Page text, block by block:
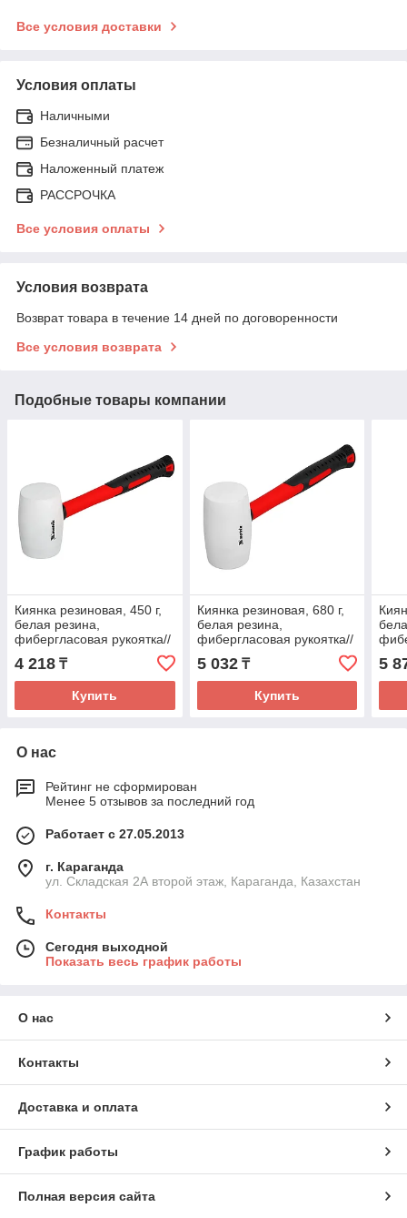
Все условия доставки
Условия оплаты
Наличными
Безналичный расчет
Наложенный платеж
РАССРОЧКА
Все условия оплаты
Условия возврата
Возврат товара в течение 14 дней по договоренности
Все условия возврата
Подобные товары компании
Киянка резиновая, 450 г,
белая резина,
фибергласовая рукоятка//
4 218 ₸
Купить
Киянка резиновая, 680 г,
белая резина,
фибергласовая рукоятка//
5 032₸
Купить
5
О нас
Рейтинг не сформирован
Менее 5 отзывов за последний год
Работает с 27.05.2013
г. Караганда
ул. Складская 2А второй этаж, Караганда, Казахстан
Контакты
Сегодня выходной
Показать весь график работы
О нас
Контакты
Доставка и оплата
График работы
Полная версия сайта